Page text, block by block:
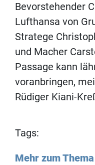
Bevorstehender
Lufthansa von
Stratege
und Macher
Passage kann
voranbringen,
Rüdiger Kiani-
Tags:
Mehr zum Thema